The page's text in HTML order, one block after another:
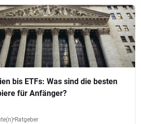
bis ETFs: Was sind die besten
für Anfänger?
Ratgeber